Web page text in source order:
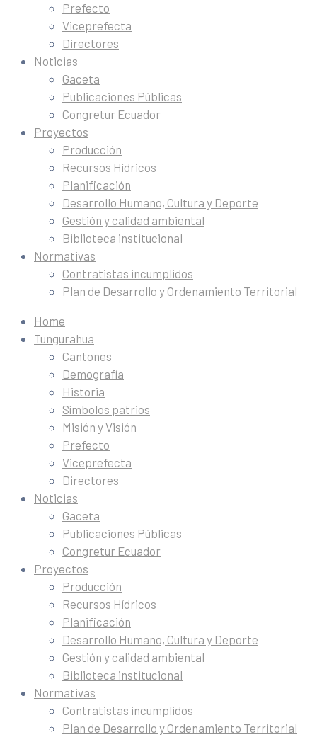
Prefecto
Viceprefecta
Directores
Noticias
Gaceta
Publicaciones Públicas
Congretur Ecuador
Proyectos
Producción
Recursos Hídricos
Planificación
Desarrollo Humano, Cultura y Deporte
Gestión y calidad ambiental
Biblioteca institucional
Normativas
Contratistas incumplidos
Plan de Desarrollo y Ordenamiento Territorial
Home
Tungurahua
Cantones
Demografía
Historia
Símbolos patrios
Misión y Visión
Prefecto
Viceprefecta
Directores
Noticias
Gaceta
Publicaciones Públicas
Congretur Ecuador
Proyectos
Producción
Recursos Hídricos
Planificación
Desarrollo Humano, Cultura y Deporte
Gestión y calidad ambiental
Biblioteca institucional
Normativas
Contratistas incumplidos
Plan de Desarrollo y Ordenamiento Territorial